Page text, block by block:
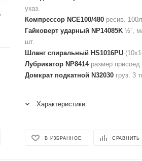
указ.
Компрессор NCE100/480 ресив.
Гайковерт ударный NP14085K ½”,
шт.
Шланг спиральный HS1016PU
Лубрикатор NP8414размер
Домкрат подкатной N32030 груз. 3
Характеристики
В ИЗБРАННОЕ СРАВНИТЬ